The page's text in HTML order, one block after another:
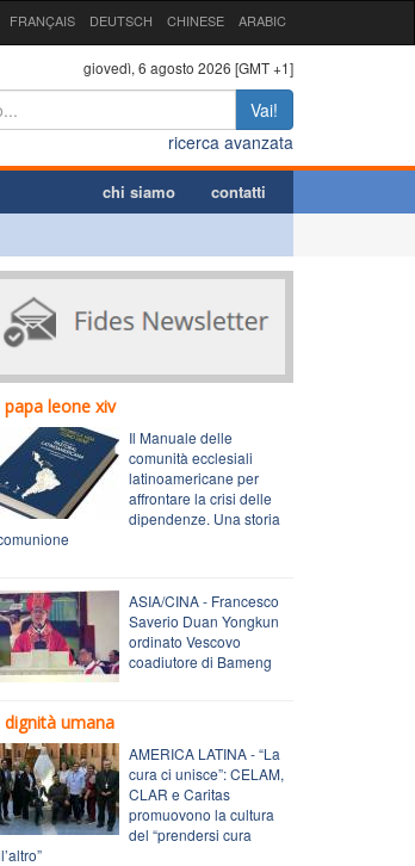
FRANÇAIS DEUTSCH CHINESE ARABIC
giovedì, 6 agosto 2026 [GMT +1]
Vai!
ricerca avanzata
chi siamo contatti
papa leone xiv
Il Manuale delle
comunità ecclesiali
latinoamericane per
affrontare la crisi delle
dipendenze. Una storia
ASIA/CINA - Francesco
Saverio Duan Yongkun
ordinato Vescovo
coadiutore di Bameng
dignità umana
AMERICA LATINA - “La
cura ci unisce”: CELAM,
CLAR e Caritas
promuovono la cultura
del “prendersi cura